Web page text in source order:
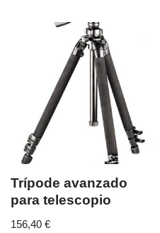
Trípode avanzado
para telescopio
156,40 €